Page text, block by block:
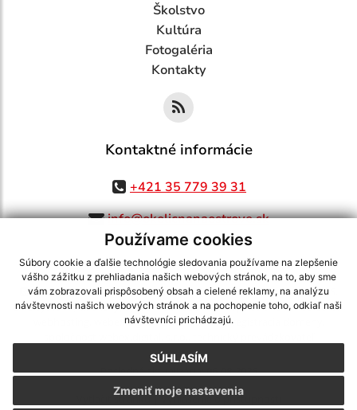
Používame cookies
Súbory cookie a ďalšie technológie sledovania používame na zlepšenie
vášho zážitku z prehliadania našich webových stránok, na to, aby sme
vám zobrazovali prispôsobený obsah a cielené reklamy, na analýzu
návštevnosti našich webových stránok a na pochopenie toho, odkiaľ naši
návštevníci prichádzajú.
SÚHLASÍM
Zmeniť moje nastavenia
Školstvo
Kultúra
Fotogaléria
Kontakty
Kontaktné informácie
+421 35 779 39 31
info@okolicnanaostrove.sk
využite možnosť získavania aktuálnych informácií s využitím RSS
CMS systém (redakčný) systém ECHELON 2,Mapa stránok,web portál
webex.digital, s.r.o.,domény,registrácia domény
Posledná aktualizácia:06.08.2026
Vytlačiť stránku|Vyhlásenie o prístupnosti